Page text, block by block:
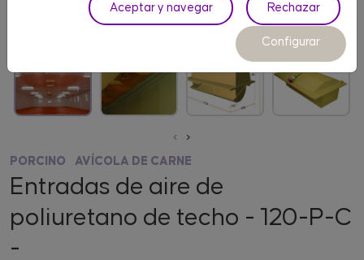
‹
›
PORCINO
AVÍCOLA DE CARNE
Entradas de aire de
poliuretano de techo - 120-P-C
-
Aceptar y navegar Rechazar
Configurar